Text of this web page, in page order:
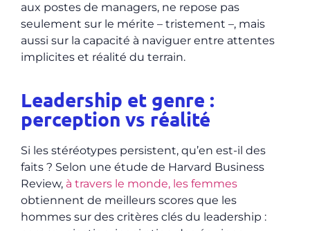
aux postes de managers, ne repose pas
seulement sur le mérite – tristement –, mais
aussi sur la capacité à naviguer entre attentes
implicites et réalité du terrain.
Leadership et genre :
perception vs réalité
Si les stéréotypes persistent, qu’en est-il des
faits ? Selon une étude de Harvard Business
Review, à travers le monde, les femmes
obtiennent de meilleurs scores que les
hommes sur des critères clés du leadership :